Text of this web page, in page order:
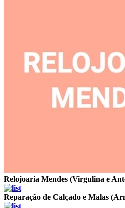
Relojoaria Mendes (Virgulina e
Reparação de Calçado e Malas